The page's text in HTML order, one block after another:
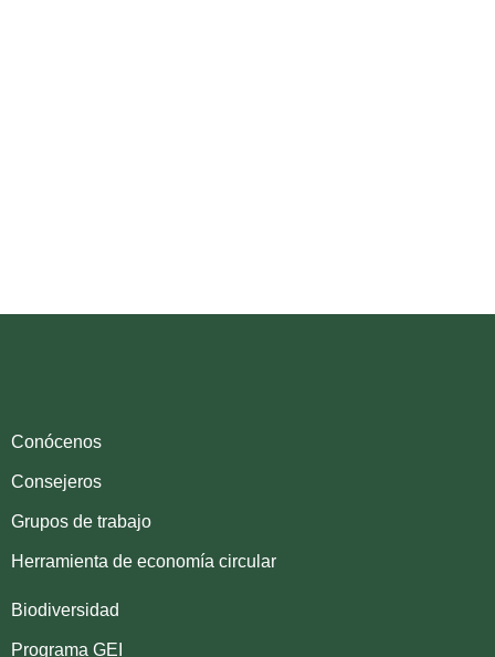
Conócenos
Consejeros
Grupos de trabajo
Herramienta de economía circular
Biodiversidad
Programa GEI